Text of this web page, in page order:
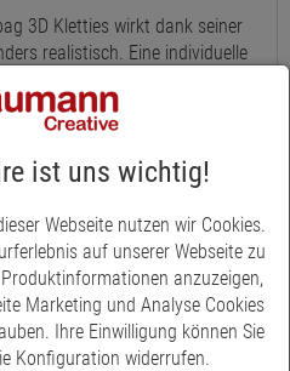
3D Kletties wirkt dank seiner
realistisch. Eine individuelle
- und -Rucksack, sowie der
ausgestattet sind,
LED Kletties, deren Batterien
ist uns wichtig!
Webseite nutzen wir Cookies.
auf unserer Webseite zu
anzuzeigen,
Marketing und Analyse Cookies
Ihre Einwilligung können Sie
Konfiguration widerrufen.